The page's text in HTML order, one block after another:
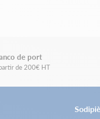
de port
de 200€ HT